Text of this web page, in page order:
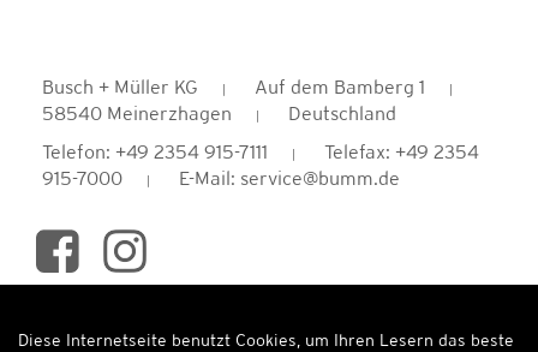
Busch + Müller KG
Auf dem Bamberg 1
58540 Meinerzhagen
Deutschland
Telefon: +49 2354 915-7111
Telefax: +49 2354
915-7000
E-Mail: service@bumm.de
Diese Internetseite benutzt Cookies, um Ihren Lesern das beste
Auftrag widerrufen